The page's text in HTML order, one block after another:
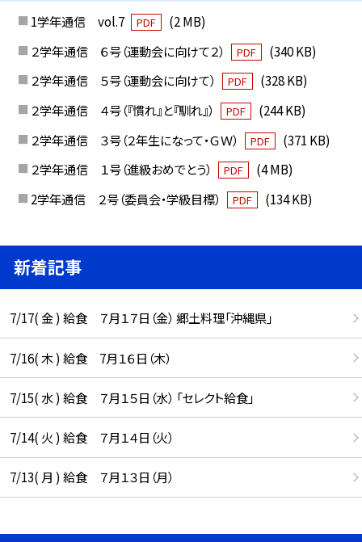
1学年通信 vol.7 PDF
(2 MB)
２学年通信 ６号（運動会に向けて２）
PDF
(340 KB)
２学年通信 ５号（運動会に向けて）
PDF
(328 KB)
２学年通信 ４号（『慣れ』と『馴れ』）
PDF
(244 KB)
２学年通信 ３号（２年生になって・ＧＷ）
PDF
(371 KB)
２学年通信 １号（進級おめでとう）
PDF
(4 MB)
2学年通信 ２号（委員会・学級目標）
PDF (134 KB)
新着記事
7/17( 金 ) 給食 ７月１７日（金） 郷土料理「沖縄県」
7/16( 木 ) 給食 7月１６日（木）
7/15( 水 ) 給食 ７月１５日（水） 「セレクト給食」
7/14( 火 ) 給食 ７月１４日（火）
7/13( 月 ) 給食 ７月１３日（月）